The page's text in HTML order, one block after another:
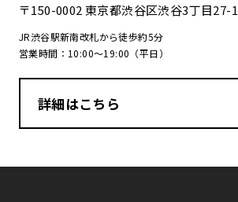
〒150-0002 東京都渋谷区渋谷3丁目27-1
JR渋谷駅新南改札から徒歩約5分
営業時間：10:00〜19:00（平日）
詳細はこちら